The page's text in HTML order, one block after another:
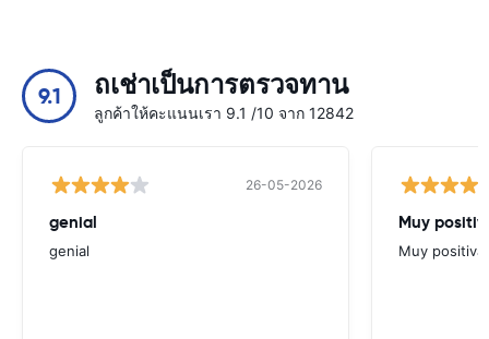
9.1 ถเช่าเป็นการตรวจทาน
ลูกค้าให้คะแนนเรา 9.1 /10 จาก 12842
26-05-2026
genial
genial
Muy
Muy positiva